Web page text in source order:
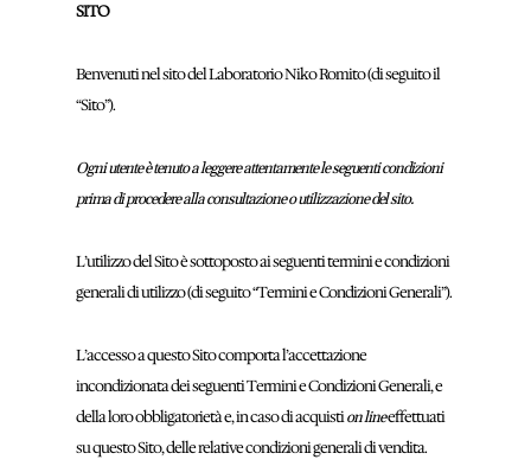
SITO
Benvenuti nel sito del Laboratorio Niko Romito (di seguito il
“Sito”).
Ogni utente è tenuto a leggere attentamente le seguenti condizioni
prima di procedere alla consultazione o utilizzazione del sito.
L’utilizzo del Sito è sottoposto ai seguenti termini e condizioni
generali di utilizzo (di seguito “Termini e Condizioni Generali”).
L’accesso a questo Sito comporta l’accettazione
incondizionata dei seguenti Termini e Condizioni Generali, e
della loro obbligatorietà e, in caso di acquistion lineeffettuati
su questo Sito, delle relative condizioni generali di vendita.